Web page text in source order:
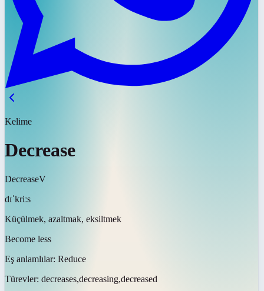
Kelime
Decrease
DecreaseV
dɪˈkriːs
Küçülmek, azaltmak, eksiltmek
Become less
Eş anlamlılar: Reduce
Türevler: decreases,decreasing,decreased